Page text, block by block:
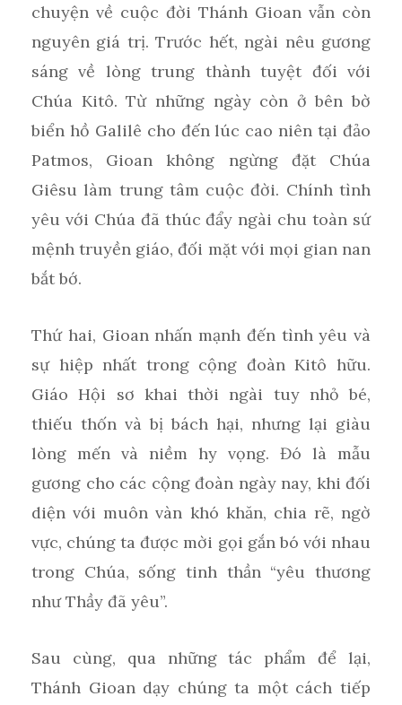
chuyện về cuộc đời Thánh Gioan vẫn còn
nguyên giá trị. Trước hết, ngài nêu gương
sáng về lòng trung thành tuyệt đối với
Chúa Kitô. Từ những ngày còn ở bên bờ
biển hồ Galilê cho đến lúc cao niên tại đảo
Patmos, Gioan không ngừng đặt Chúa
Giêsu làm trung tâm cuộc đời. Chính tình
yêu với Chúa đã thúc đẩy ngài chu toàn sứ
mệnh truyền giáo, đối mặt với mọi gian nan
bắt bớ.
Thứ hai, Gioan nhấn mạnh đến tình yêu và
sự hiệp nhất trong cộng đoàn Kitô hữu.
Giáo Hội sơ khai thời ngài tuy nhỏ bé,
thiếu thốn và bị bách hại, nhưng lại giàu
lòng mến và niềm hy vọng. Đó là mẫu
gương cho các cộng đoàn ngày nay, khi đối
diện với muôn vàn khó khăn, chia rẽ, ngờ
vực, chúng ta được mời gọi gắn bó với nhau
trong Chúa, sống tinh thần “yêu thương
như Thầy đã yêu”.
Sau cùng, qua những tác phẩm để lại,
Thánh Gioan dạy chúng ta một cách tiếp